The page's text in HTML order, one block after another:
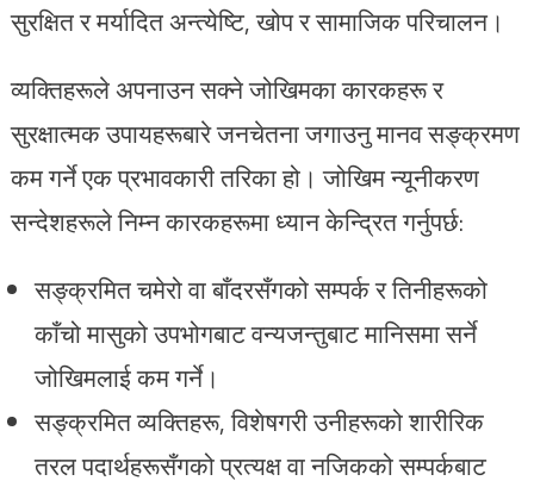
सुरक्षित र मर्यादित अन्त्येष्टि, खोप र सामाजिक परिचालन।
व्यक्तिहरूले अपनाउन सक्ने जोखिमका कारकहरू र
सुरक्षात्मक उपायहरूबारे जनचेतना जगाउनु मानव सङ्क्रमण
कम गर्ने एक प्रभावकारी तरिका हो। जोखिम न्यूनीकरण
सन्देशहरूले निम्न कारकहरूमा ध्यान केन्द्रित गर्नुपर्छ:
सङ्क्रमित चमेरो वा बाँदरसँगको सम्पर्क र तिनीहरूको
काँचो मासुको उपभोगबाट वन्यजन्तुबाट मानिसमा सर्ने
जोखिमलाई कम गर्ने।
सङ्क्रमित व्यक्तिहरू, विशेषगरी उनीहरूको शारीरिक
तरल पदार्थहरूसँगको प्रत्यक्ष वा नजिकको सम्पर्कबाट